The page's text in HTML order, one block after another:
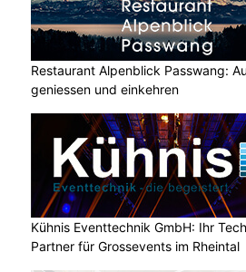
Restaurant Alpenblick Passwang:
geniessen und einkehren
Kühnis Eventtechnik GmbH: Ihr
Partner für Grossevents im Rheintal